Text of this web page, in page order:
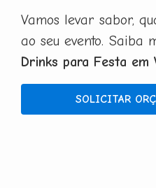
Vamos levar sabor,
ao seu evento. Saiba
Drinks para Festa em
SOLICITAR